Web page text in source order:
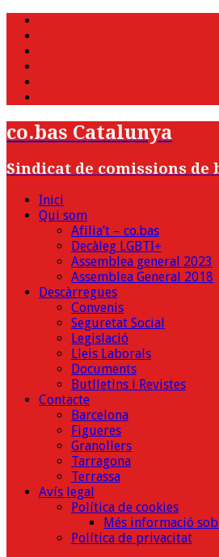
co.bas Catalunya
Sindicat de comissions de
Inici
Qui som
Afilia’t – co.bas
Decàleg LGBTI+
Assemblea general 2023
Assemblea General 2018
Descàrregues
Convenis
Seguretat Social
Legislació
Lleis Laborals
Documents
Butlletins i Revistes
Contacte
Barcelona
Figueres
Granollers
Tarragona
Terrassa
Avís legal
Política de cookies
Més informació
Política de privacitat